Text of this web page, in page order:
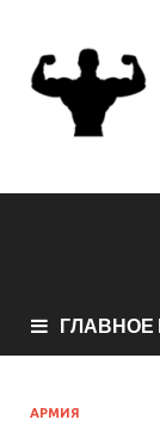
АРМИЯ